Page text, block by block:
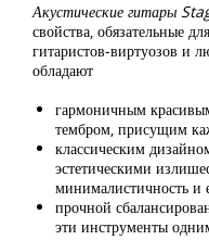
Акустические гитары
свойства, обязательные
гитаристов-виртуозов и
обладают
гармоничным
тембром, присущим
классическим
эстетическими
минималистичность и
прочной
эти инструменты